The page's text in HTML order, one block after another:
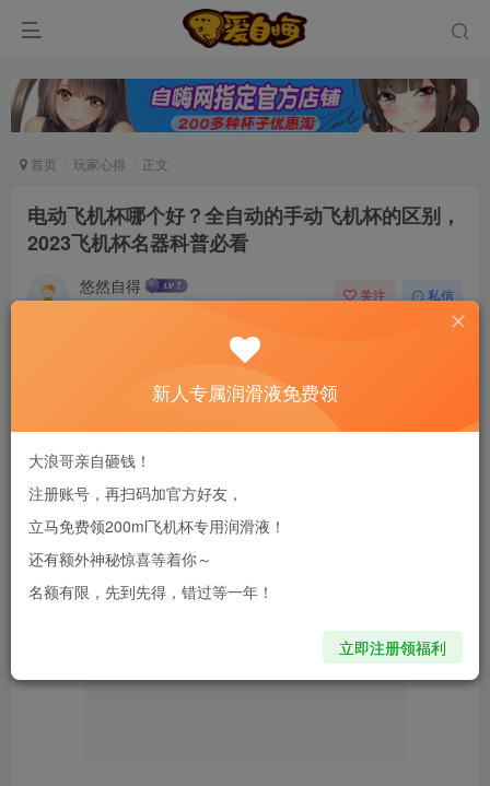
首页 玩家心得 正文
电动飞机杯哪个好？全自动的手动飞机杯的区别，
2023飞机杯名器科普必看
悠然自得
6个月前发布
关注 私信
新老司机速来！注册自嗨网+扫码加好友，即
送200ml润滑液→
灰叽杯大家都很熟悉，有灰叽蛋、手动灰叽杯和电动灰叽杯
三种。主要材质都是TPE，这种材质比硅胶的柔软度要好，
是内芯的首选材质。
新人专属润滑液免费领
大浪哥亲自砸钱！
注册账号，再扫码加官方好友，
立马免费领200ml飞机杯专用润滑液！
还有额外神秘惊喜等着你～
名额有限，先到先得，错过等一年！
立即注册领福利